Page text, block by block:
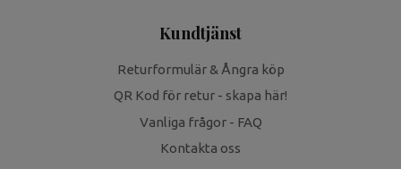
Kundtjänst
Returformulär & Ångra köp
QR Kod för retur - skapa här!
Vanliga frågor - FAQ
Kontakta oss